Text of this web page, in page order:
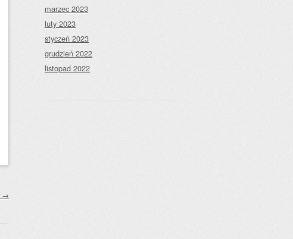
→
marzec 2023
luty 2023
styczeń 2023
grudzień 2022
listopad 2022